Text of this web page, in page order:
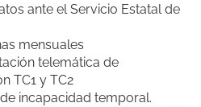
ante el Servicio Estatal de
mensuales
telemática de
TC1 y TC2
incapacidad temporal.